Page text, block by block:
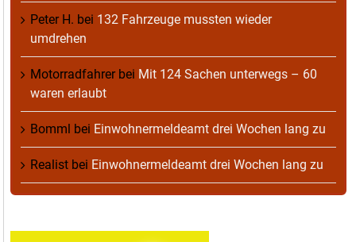
Peter H. bei 132 Fahrzeuge mussten wieder
umdrehen
Motorradfahrerbei Mit 124 Sachen unterwegs – 60
waren erlaubt
Bomml bei Einwohnermeldeamt drei Wochen lang zu
Realist bei Einwohnermeldeamt drei Wochen lang zu